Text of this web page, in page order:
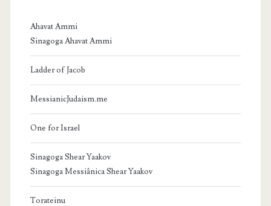
Ahavat Ammi
Sinagoga Ahavat Ammi
Ladder of Jacob
MessianicJudaism.me
One for Israel
Sinagoga Shear Yaakov
Sinagoga Messiânica Shear Yaakov
Torateinu